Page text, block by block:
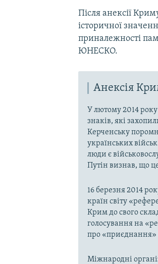
Після анексії
історичної
приналежності
ЮНЕСКО.
Анексія
У лютому 2014
знаків, які
Керченську
українських
люди є
Путін визнав, що це
16 березня 2014
країн світу
Крим до свого
голосування на
про «приєднання»
Міжнародні